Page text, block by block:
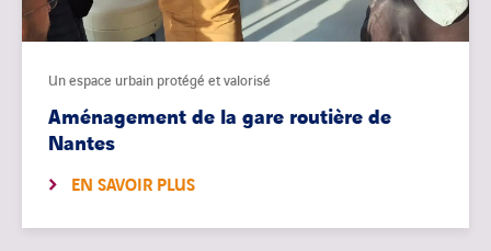
Un espace urbain protégé et valorisé
Aménagement de la gare routière de
Nantes
EN SAVOIR PLUS